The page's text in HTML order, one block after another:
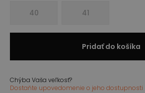
40 41
Pridať do košíka
Chýba Vaša veľkosť?
Dostaňte upovedomenie o jeho dostupnosti